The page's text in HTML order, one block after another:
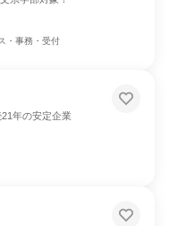
・事務・受付
年の安定企業